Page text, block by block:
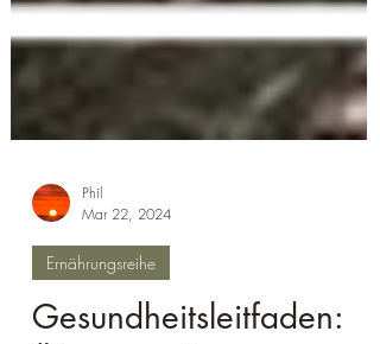
Phil
Mar 22, 2024
Ernährungsreihe